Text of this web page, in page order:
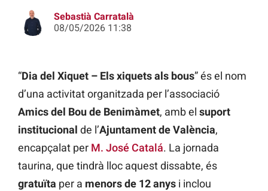
Sebastià Carratalà
08/05/2026 11:38
“Dia del Xiquet – Els xiquets als bous” és el nom
d’una activitat organitzada per l’associació
Amics del Bou de Benimàmet, amb el suport
institucional de l’Ajuntament de València,
encapçalat per M. José Catalá. La jornada
taurina, que tindrà lloc aquest dissabte, és
gratuïta per a menors de 12 anys i inclou